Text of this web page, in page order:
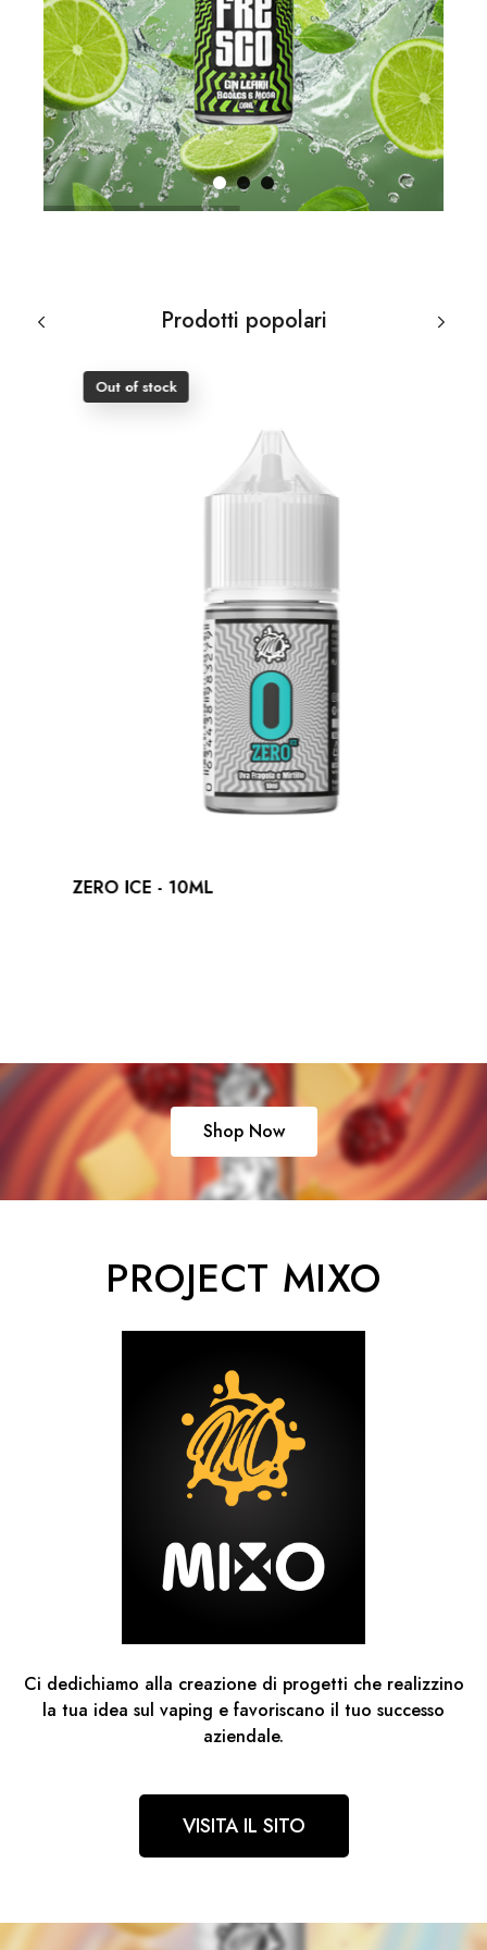
Prodotti popolari
ZERO ICE - 10ML
Out of stock
Shop Now
PROJECT MIXO
Ci dedichiamo alla creazione di progetti che realizzino
la tua idea sul vaping e favoriscano il tuo successo
aziendale.
VISITA IL SITO